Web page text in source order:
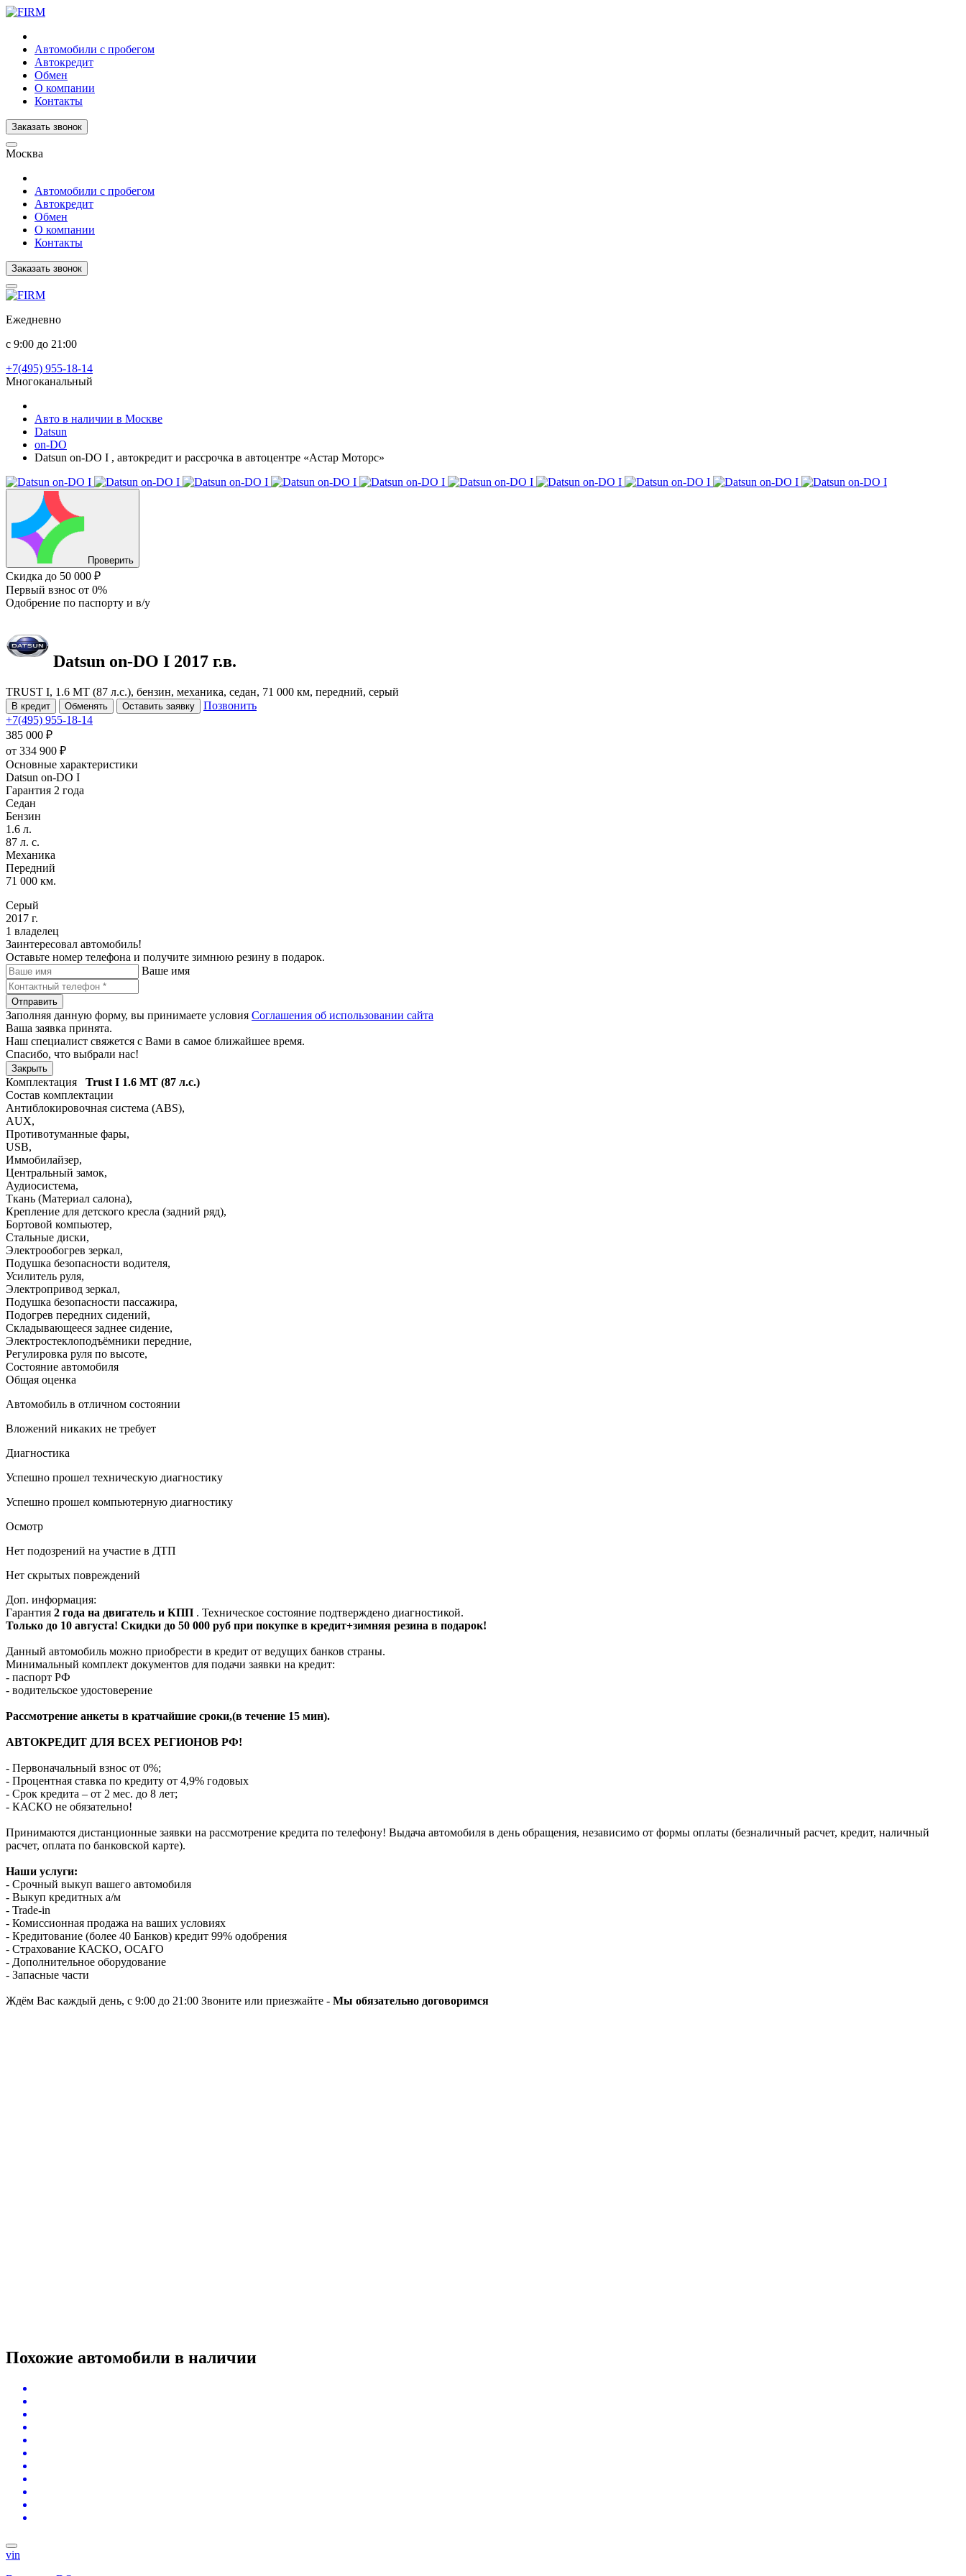
Автомобили с пробегом
Автокредит
Обмен
О компании
Контакты
Заказать звонок
Москва
Автомобили с пробегом
Автокредит
Обмен
О компании
Контакты
Заказать звонок
Ежедневно
с 9:00 до 21:00
+7(495) 955-18-14
Многоканальный
Авто в наличии в Москве
Datsun
on-DO
Datsun on-DO I , автокредит и рассрочка в автоцентре «Астар Моторс»
Проверить
Скидка до 50 000 ₽
Первый взнос от 0%
Одобрение по паспорту и в/у
Datsun on-DO I 2017 г.в.
TRUST I, 1.6 MT (87 л.с.), бензин, механика, седан, 71 000 км, передний, серый
В кредит Обменять Оставить заявку
Позвонить
+7(495) 955-18-14
385 000 ₽
от 334 900 ₽
Основные характеристики
Datsun on-DO I
Гарантия 2 года
Седан
Бензин
1.6 л.
87 л. с.
Механика
Передний
71 000 км.
Серый
2017 г.
1 владелец
Заинтересовал автомобиль!
Оставьте номер телефона и получите зимнюю резину в подарок.
Ваше имя
Отправить
Заполняя данную форму, вы принимаете условия Соглашения об использовании сайта
Ваша заявка принята.
Наш специалист свяжется с Вами в самое ближайшее время.
Спасибо, что выбрали нас!
Закрыть
Комплектация Trust I 1.6 MT (87 л.с.)
Состав комплектации
Антиблокировочная система (ABS),
AUX,
Противотуманные фары,
USB,
Иммобилайзер,
Центральный замок,
Аудиосистема,
Ткань (Материал салона),
Крепление для детского кресла (задний ряд),
Бортовой компьютер,
Стальные диски,
Электрообогрев зеркал,
Подушка безопасности водителя,
Усилитель руля,
Электропривод зеркал,
Подушка безопасности пассажира,
Подогрев передних сидений,
Складывающееся заднее сидение,
Электростеклоподъёмники передние,
Регулировка руля по высоте,
Состояние автомобиля
Общая оценка
Автомобиль в отличном состоянии
Вложений никаких не требует
Диагностика
Успешно прошел техническую диагностику
Успешно прошел компьютерную диагностику
Осмотр
Нет подозрений на участие в ДТП
Нет скрытых повреждений
Доп. информация:
Гарантия 2 года на двигатель и КПП . Техническое состояние подтверждено диагностикой.
Только до 10 августа! Скидки до 50 000 руб при покупке в кредит+зимняя резина в подарок!
Данный автомобиль можно приобрести в кредит от ведущих банков страны.
Минимальный комплект документов для подачи заявки на кредит:
- паспорт РФ
- водительское удостоверение
Рассмотрение анкеты в кратчайшие сроки,(в течение 15 мин).
АВТОКРЕДИТ ДЛЯ ВСЕХ РЕГИОНОВ РФ!
- Первоначальный взнос от 0%;
- Процентная ставка по кредиту от 4,9% годовых
- Срок кредита – от 2 мес. до 8 лет;
- КАСКО не обязательно!
Принимаются дистанционные заявки на рассмотрение кредита по телефону! Выдача автомобиля в день обращения, независимо от формы оплаты (безналичный расчет, кредит, наличный
расчет, оплата по банковской карте).
Наши услуги:
- Срочный выкуп вашего автомобиля
- Выкуп кредитных а/м
- Trade-in
- Комиссионная продажа на ваших условиях
- Кредитование (более 40 Банков) кредит 99% одобрения
- Страхование КАСКО, ОСАГО
- Дополнительное оборудование
- Запасные части
Ждём Вас каждый день, с 9:00 до 21:00 Звоните или приезжайте - Мы обязательно договоримся
Похожие автомобили в наличии
vin